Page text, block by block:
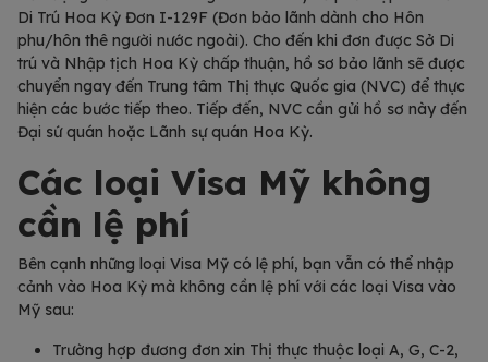
Di Trú Hoa Kỳ Đơn I-129F (Đơn bảo lãnh dành cho Hôn
phu/hôn thê người nước ngoài). Cho đến khi đơn được Sở Di
trú và Nhập tịch Hoa Kỳ chấp thuận, hồ sơ bảo lãnh sẽ được
chuyển ngay đến Trung tâm Thị thực Quốc gia (NVC) để thực
hiện các bước tiếp theo. Tiếp đến, NVC cần gửi hồ sơ này đến
Đại sứ quán hoặc Lãnh sự quán Hoa Kỳ.
Các loại Visa Mỹ không
cần lệ phí
Bên cạnh những loại Visa Mỹ có lệ phí, bạn vẫn có thể nhập
cảnh vào Hoa Kỳ mà không cần lệ phí với các loại Visa vào
Mỹ sau:
Trường hợp đương đơn xin Thị thực thuộc loại A, G, C-2,